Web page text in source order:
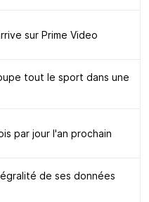
sur Prime Video
tout le sport dans une
par jour l'an prochain
de ses données